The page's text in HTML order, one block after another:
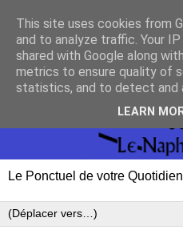
Le Ponctuel de votre Quotidien
This site uses cookies from
and to analyze traffic. Your
shared with Google along
metrics to ensure quality of
statistics, and to detect and
LEARN